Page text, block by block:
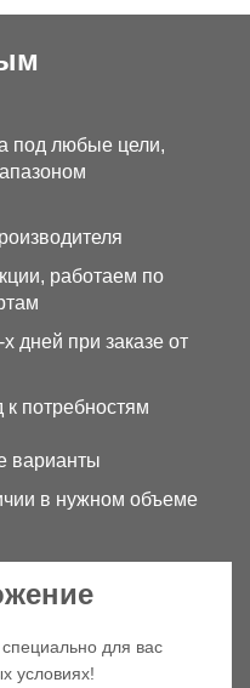
под любые цели,
работаем по
дней при заказе от
потребностям
варианты
в нужном объеме
для вас
условиях!